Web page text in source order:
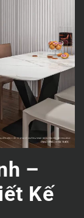
–
Kế